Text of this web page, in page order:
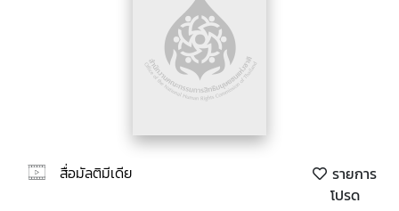
สื่อมัลติมีเดีย
รายการ
โปรด